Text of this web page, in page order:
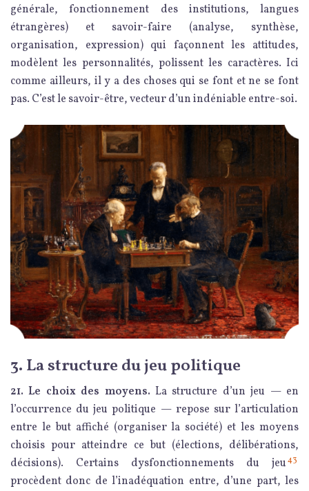
générale, fonctionnement des institutions, langues
étrangères) et savoir-faire (analyse, synthèse,
organisation, expression) qui façonnent les attitudes,
modèlent les personnalités, polissent les caractères. Ici
comme ailleurs, il y a des choses qui se font et ne se font
pas. C’est le savoir-être, vecteur d’un indéniable entre-soi.
3. La structure du jeu politique
21. Le choix des moyens. La structure d’un jeu — en
l’occurrence du jeu politique — repose sur l’articulation
entre le but affiché (organiser la société) et les moyens
choisis pour atteindre ce but (élections, délibérations,
décisions). Certains dysfonctionnements du jeu43
procèdent donc de l’inadéquation entre, d’une part, les